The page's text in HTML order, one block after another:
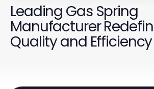
Leading Gas Spring
Manufacturer
Quality and